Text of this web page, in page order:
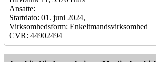
Ansatte:
Startdato: 01. juni 2024,
Virksomhedsform: Enkeltmandsvirksomhed
CVR: 44902494